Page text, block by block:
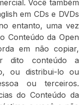
Você também
em CDs e DVDs
entanto, uma vez
Conteúdo da Open
em não copiar,
dito conteúdo a
ou distribui-lo ou
ou terceiros.
do Conteúdo da